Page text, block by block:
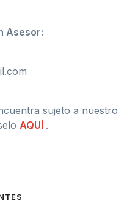
Asesor:
sujeto a nuestro
AQUÍ .